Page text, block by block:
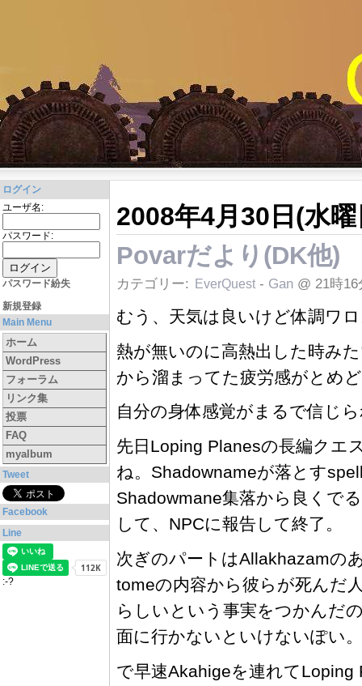
ログイン
ユーザ名:
パスワード:
パスワード紛失
新規登録
Main Menu
ホーム
WordPress
フォーラム
リンク集
投票
FAQ
myalbum
Tweet
Facebook
Line
:-?
2008年4月30日(水
Povarだより(DK他)
カテゴリー: EverQuest - Gan @ 21時16
むう、天気は良いけど体調ワロ
熱が無いのに高熱出した時み
から溜まってた疲労感がとめ
自分の身体感覚がまるで信じ
先日Loping Planesの長編クエ
ね。Shadownameが落とす
Shadowmane集落から良くで
して、NPCに報告して終了。
次ぎのパートはAllakhazamの
tomeの内容から彼らが死んだ
らしいという事実をつかんだ
面に行かないといけないぽい。
で早速Akahigeを連れて